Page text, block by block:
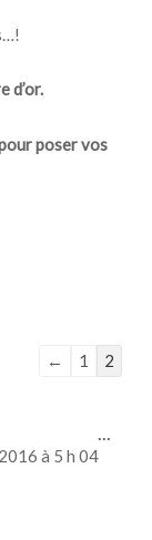
d’or.
poser vos
Navigation
liste
← 1
2
à 5 h 04
...